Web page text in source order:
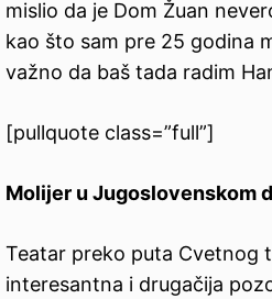
mislio da je Dom Žuan
kao što sam pre 25 godina
važno da baš tada radim
[pullquote class=”full”]
Molijer u Jugoslovenskom
Teatar preko puta Cvetnog
interesantna i drugačija